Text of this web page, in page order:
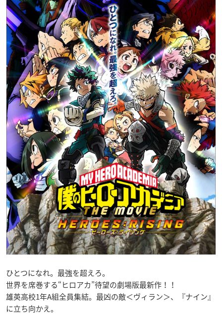
ひとつになれ。最強を超えろ。
世界を席巻する“ヒロアカ”待望の劇場版最新作！！
雄英高校1年A組全員集結。最凶の敵＜ヴィラン＞、『ナイン』
に立ち向かえ。